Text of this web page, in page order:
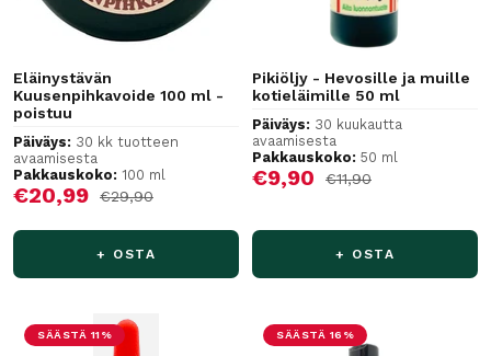
Eläinystävän
Kuusenpihkavoide 100 ml -
poistuu
Päiväys: 30 kk tuotteen
avaamisesta
Pakkauskoko: 100 ml
Alennushinta
€20,99 Normaalihinta
€29,90
+ OSTA
Pikiöljy - Hevosille ja muille
kotieläimille 50 ml
Päiväys: 30 kuukautta
avaamisesta
Pakkauskoko: 50 ml
Alennushinta
€9,90 Normaalihinta
€11,90
+ OSTA
SÄÄSTÄ 11% SÄÄSTÄ 16%